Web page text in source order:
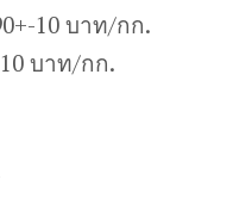
10 บาท/กก.
บาท/กก.